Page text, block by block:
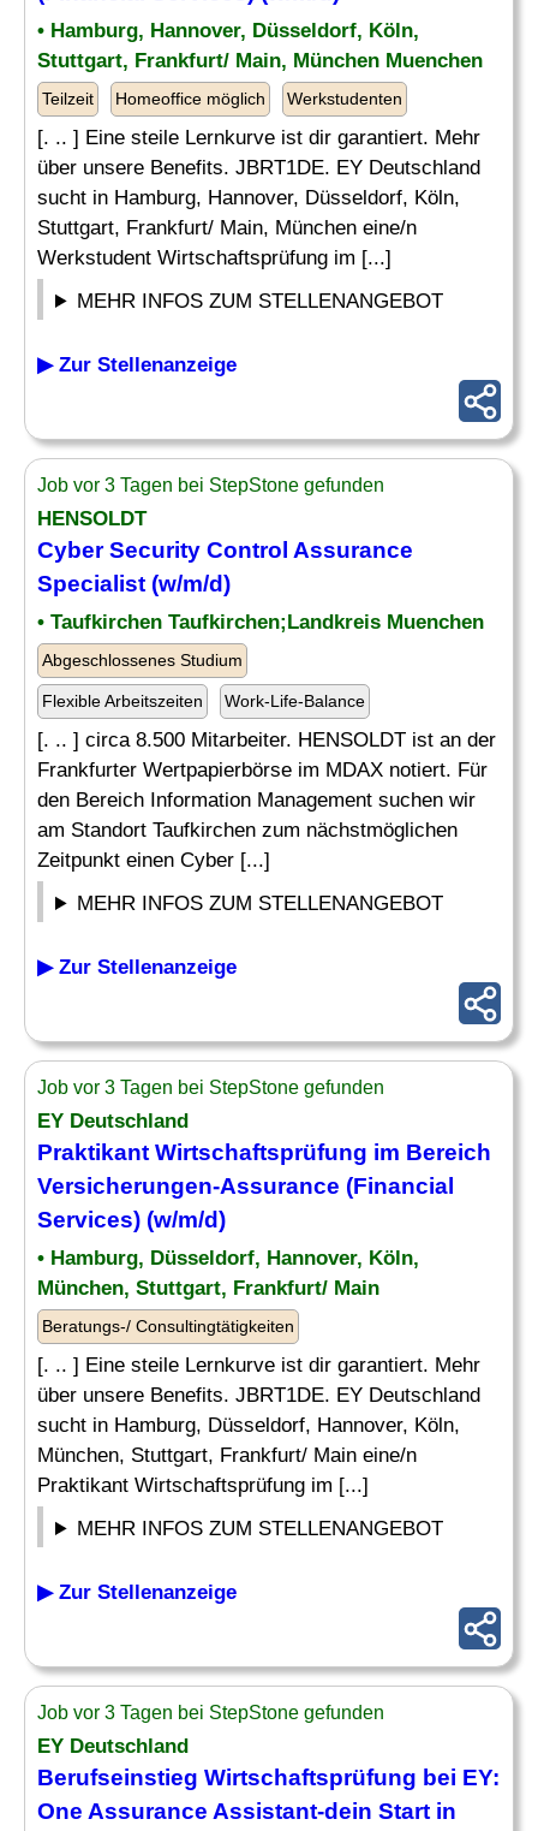
• Hamburg, Hannover, Düsseldorf, Köln,
Stuttgart, Frankfurt/ Main, München Muenchen
Teilzeit Homeoffice möglich Werkstudenten
[. .. ] Eine steile Lernkurve ist dir garantiert. Mehr
über unsere Benefits. JBRT1DE. EY Deutschland
sucht in Hamburg, Hannover, Düsseldorf, Köln,
Stuttgart, Frankfurt/ Main, München eine/n
Werkstudent Wirtschaftsprüfung im [...]
MEHR INFOS ZUM STELLENANGEBOT
▶ Zur Stellenanzeige
Job vor 3 Tagen bei StepStone gefunden
HENSOLDT
Cyber Security Control Assurance
Specialist (w/m/d)
• Taufkirchen Taufkirchen;Landkreis Muenchen
Abgeschlossenes Studium
Flexible Arbeitszeiten Work-Life-Balance
[. .. ] circa 8.500 Mitarbeiter. HENSOLDT ist an der
Frankfurter Wertpapierbörse im MDAX notiert. Für
den Bereich Information Management suchen wir
am Standort Taufkirchen zum nächstmöglichen
Zeitpunkt einen Cyber [...]
MEHR INFOS ZUM STELLENANGEBOT
▶ Zur Stellenanzeige
Job vor 3 Tagen bei StepStone gefunden
EY Deutschland
Praktikant Wirtschaftsprüfung im Bereich
Versicherungen-Assurance (Financial
Services) (w/m/d)
• Hamburg, Düsseldorf, Hannover, Köln,
München, Stuttgart, Frankfurt/ Main
Beratungs-/ Consultingtätigkeiten
[. .. ] Eine steile Lernkurve ist dir garantiert. Mehr
über unsere Benefits. JBRT1DE. EY Deutschland
sucht in Hamburg, Düsseldorf, Hannover, Köln,
München, Stuttgart, Frankfurt/ Main eine/n
Praktikant Wirtschaftsprüfung im [...]
MEHR INFOS ZUM STELLENANGEBOT
▶ Zur Stellenanzeige
Job vor 3 Tagen bei StepStone gefunden
EY Deutschland
Berufseinstieg Wirtschaftsprüfung bei EY:
One Assurance Assistant-dein Start in